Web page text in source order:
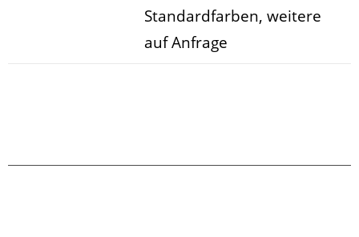
Standardfarben, weitere
auf Anfrage